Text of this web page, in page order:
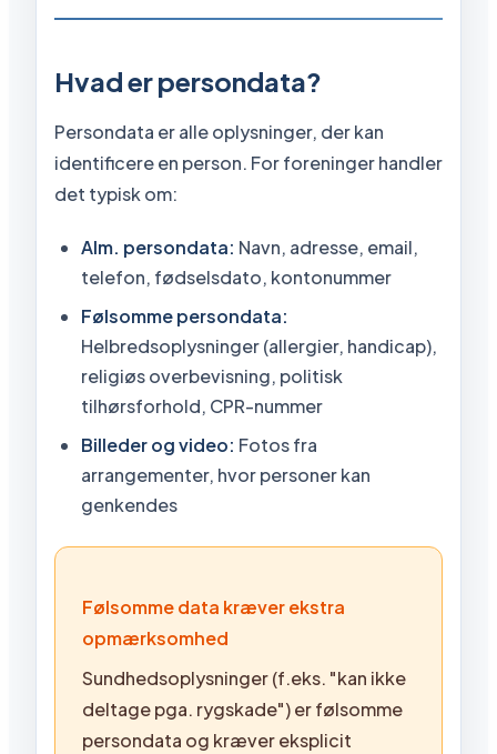
Hvad er persondata?
Persondata er alle oplysninger, der kan
identificere en person. For foreninger handler
det typisk om:
Alm. persondata: Navn, adresse, email,
telefon, fødselsdato, kontonummer
Følsomme persondata:
Helbredsoplysninger (allergier, handicap),
religiøs overbevisning, politisk
tilhørsforhold, CPR-nummer
Billeder og video: Fotos fra
arrangementer, hvor personer kan
genkendes
Følsomme data kræver ekstra
opmærksomhed
Sundhedsoplysninger (f.eks. "kan ikke
deltage pga. rygskade") er følsomme
persondata og kræver eksplicit